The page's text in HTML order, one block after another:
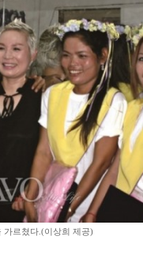
가르쳤다.(이상희 제공)